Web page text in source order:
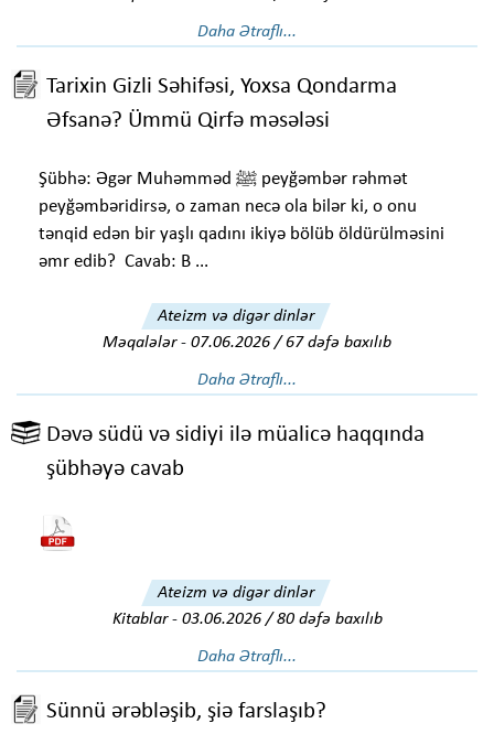
Daha Ətraflı...
Tarixin Gizli Səhifəsi, Yoxsa Qondarma
Əfsanə? Ümmü Qirfə məsələsi
Şübhə: Əgər Muhəmməd ﷺ peyğəmbər rəhmət
peyğəmbəridirsə, o zaman necə ola bilər ki, o onu
tənqid edən bir yaşlı qadını ikiyə bölüb öldürülməsini
əmr edib? Cavab: B ...
Ateizm və digər dinlər
Məqalələr- 07.06.2026 / 67 dəfə baxılıb
Daha Ətraflı...
Dəvə südü və sidiyi ilə müalicə haqqında
şübhəyə cavab
Ateizm və digər dinlər
Kitablar- 03.06.2026 / 80 dəfə baxılıb
Daha Ətraflı...
Sünnü ərəbləşib, şiə farslaşıb?